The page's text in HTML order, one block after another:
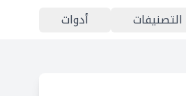
التصنيفات أدوات